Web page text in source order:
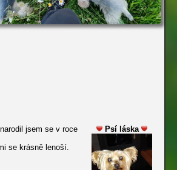
Psí láska
jsem se v roce
se krásně lenoší.